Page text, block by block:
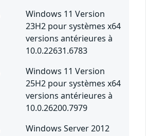
Windows 11 Version
23H2 pour systèmes x64
versions antérieures à
10.0.22631.6783
Windows 11 Version
25H2 pour systèmes x64
versions antérieures à
10.0.26200.7979
Windows Server 2012